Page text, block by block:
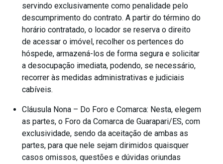
servindo exclusivamente como penalidade pelo
descumprimento do contrato. A partir do término do
horário contratado, o locador se reserva o direito
de acessar o imóvel, recolher os pertences do
hóspede, armazená-los de forma segura e solicitar
a desocupação imediata, podendo, se necessário,
recorrer às medidas administrativas e judiciais
cabíveis.
Cláusula Nona – Do Foro e Comarca: Nesta, elegem
as partes, o Foro da Comarca de Guarapari/ES, com
exclusividade, sendo da aceitação de ambas as
partes, para que nele sejam dirimidos quaisquer
casos omissos, questões e dúvidas oriundas